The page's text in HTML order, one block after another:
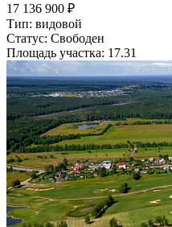
17 136 900 ₽
Тип: видовой
Статус: Свободен
Площадь участка: 17.31